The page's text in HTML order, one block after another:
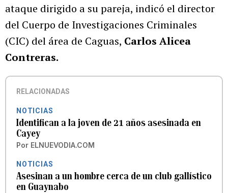
ataque dirigido a su pareja, indicó el director
del Cuerpo de Investigaciones Criminales
(CIC) del área de Caguas, Carlos Alicea
Contreras.
RELACIONADAS
NOTICIAS
Identifican a la joven de 21 años asesinada en
Cayey
Por ELNUEVODIA.COM
NOTICIAS
Asesinan a un hombre cerca de un club gallístico
en Guaynabo